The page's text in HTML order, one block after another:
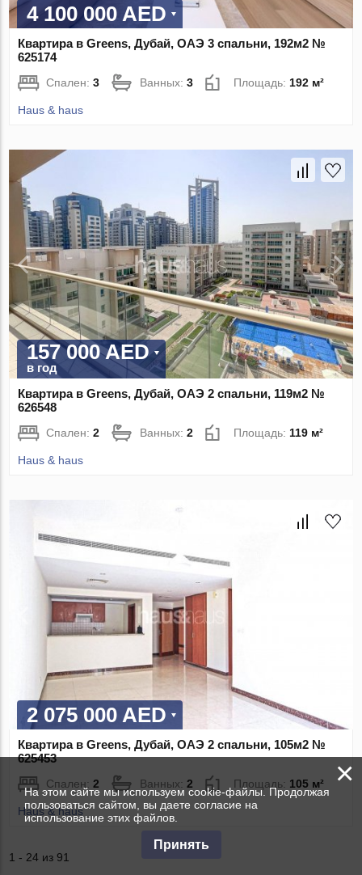
4 100 000 AED
Квартира в Greens, Дубай, ОАЭ 3 спальни, 192м2 №
625174
Спален:3 Ванных:3 Площадь: 192 м²
Haus & haus
157 000 AED
в год
Квартира в Greens, Дубай, ОАЭ 2 спальни, 119м2 №
626548
Спален:2 Ванных:2 Площадь:119 м²
Haus & haus
2 075 000 AED
Квартира в Greens, Дубай, ОАЭ 2 спальни, 105м2 №
625453
Спален:2 Ванных:2 Площадь: 105 м²
Haus & haus
1 - 24 из 91
×
На этом сайте мы используем cookie-файлы. Продолжая
пользоваться сайтом, вы даете согласие на
использование этих файлов.
Принять